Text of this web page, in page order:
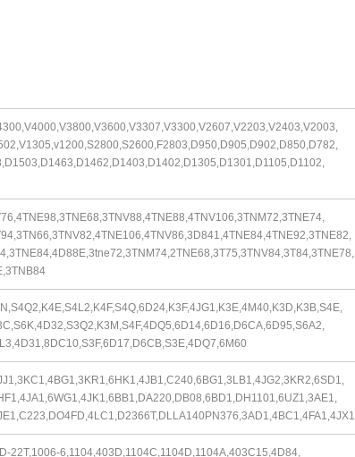
S4E,
S6A2,
6SD1,
6UZ1,3AE1,
3AD1,4BC1,4FA1,4JX1
22T,1006-6,1104,403D,1104C,1104D,1104A,403C15,4D84,